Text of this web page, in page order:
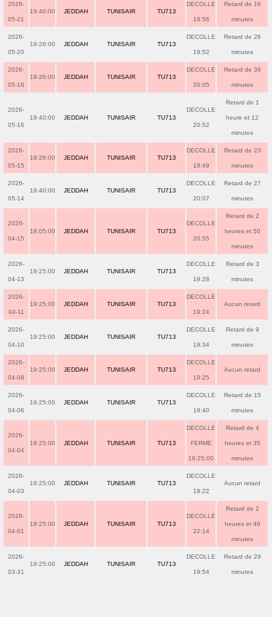
2026-
05-21
19:40:00 JEDDAH TUNISAIR TU713
DECOLLE
19:56
Retard de 16
minutes
2026-
05-20
19:26:00 JEDDAH TUNISAIR TU713
DECOLLE
19:52
Retard de 26
minutes
2026-
05-18
19:26:00 JEDDAH TUNISAIR TU713
DECOLLE
20:05
Retard de 39
minutes
2026-
05-16
19:40:00 JEDDAH TUNISAIR TU713
DECOLLE
20:52
Retard de 1
heure et 12
minutes
2026-
05-15
19:26:00 JEDDAH TUNISAIR TU713
DECOLLE
19:49
Retard de 23
minutes
2026-
05-14
19:40:00 JEDDAH TUNISAIR TU713
DECOLLE
20:07
Retard de 27
minutes
2026-
04-15
18:05:00 JEDDAH TUNISAIR TU713
DECOLLE
20:55
Retard de 2
heures et 50
minutes
2026-
04-13
19:25:00 JEDDAH TUNISAIR TU713
DECOLLE
19:28
Retard de 3
minutes
2026-
04-11
19:25:00 JEDDAH TUNISAIR TU713
DECOLLE
19:24
Aucun retard
2026-
04-10
19:25:00 JEDDAH TUNISAIR TU713
DECOLLE
19:34
Retard de 9
minutes
2026-
04-08
19:25:00 JEDDAH TUNISAIR TU713
DECOLLE
19:25
Aucun retard
2026-
04-06
19:25:00 JEDDAH TUNISAIR TU713
DECOLLE
19:40
Retard de 15
minutes
2026-
04-04
19:25:00 JEDDAH TUNISAIR TU713
DECOLLE
FERME
19:25:00
Retard de 4
heures et 35
minutes
2026-
04-03
19:25:00 JEDDAH TUNISAIR TU713
DECOLLE
19:22
Aucun retard
2026-
04-01
19:25:00 JEDDAH TUNISAIR TU713
DECOLLE
22:14
Retard de 2
heures et 49
minutes
2026-
03-31
19:25:00 JEDDAH TUNISAIR TU713
DECOLLE
19:54
Retard de 29
minutes